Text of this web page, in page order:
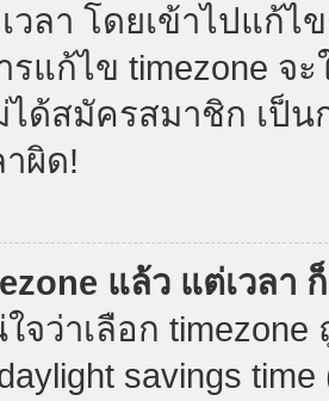
วลา โดยเข้าไปแก้
แก้ไข timezone จ
ได้สมัครสมาชิก เป็
ผิด!
แล้ว แต่เวลา
ว่าเลือก timezone
savings